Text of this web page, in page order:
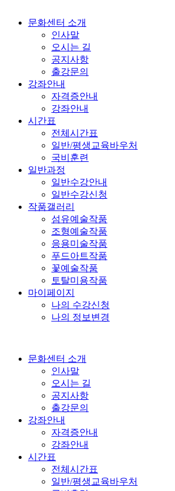
문화센터 소개
인사말
오시는 길
공지사항
출강문의
강좌안내
자격증안내
강좌안내
시간표
전체시간표
일반/평생교육바우처
국비훈련
일반과정
일반수강안내
일반수강신청
작품갤러리
섬유예술작품
조형예술작품
응용미술작품
푸드아트작품
꽃예술작품
토탈미용작품
마이페이지
나의 수강신청
나의 정보변경
문화센터 소개
인사말
오시는 길
공지사항
출강문의
강좌안내
자격증안내
강좌안내
시간표
전체시간표
일반/평생교육바우처